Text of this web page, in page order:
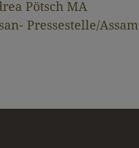
Pötsch MA
Pressestelle/Assam